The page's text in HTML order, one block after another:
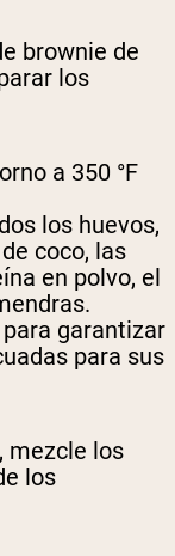
brownie de
los
a 350 °F
los huevos,
coco, las
en polvo, el
garantizar
para sus
mezcle los
los